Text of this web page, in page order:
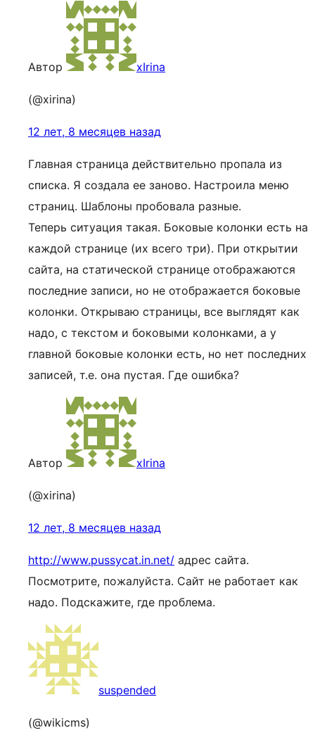
Автор xIrina
(@xirina)
12 лет, 8 месяцев назад
Главная страница действительно пропала из
списка. Я создала ее заново. Настроила меню
страниц. Шаблоны пробовала разные.
Теперь ситуация такая. Боковые колонки есть на
каждой странице (их всего три). При открытии
сайта, на статической странице отображаются
последние записи, но не отображается боковые
колонки. Открываю страницы, все выглядят как
надо, с текстом и боковыми колонками, а у
главной боковые колонки есть, но нет последних
записей, т.е. она пустая. Где ошибка?
Автор xIrina
(@xirina)
12 лет, 8 месяцев назад
http://www.pussycat.in.net/ адрес сайта.
Посмотрите, пожалуйста. Сайт не работает как
надо. Подскажите, где проблема.
suspended
(@wikicms)